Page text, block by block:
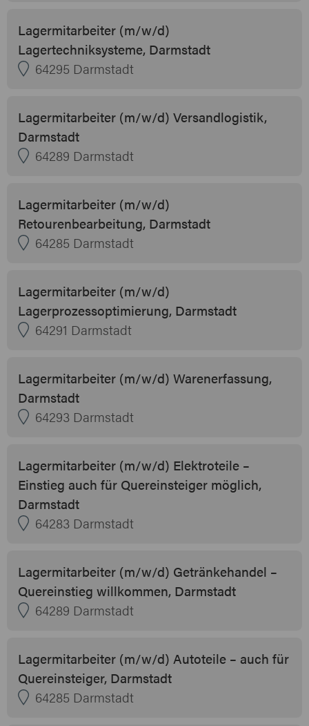
Lagermitarbeiter (m/w/d)
Lagertechniksysteme, Darmstadt
64295 Darmstadt
Lagermitarbeiter (m/w/d) Versandlogistik,
Darmstadt
64289 Darmstadt
Lagermitarbeiter (m/w/d)
Retourenbearbeitung, Darmstadt
64285 Darmstadt
Lagermitarbeiter (m/w/d)
Lagerprozessoptimierung, Darmstadt
64291 Darmstadt
Lagermitarbeiter (m/w/d) Warenerfassung,
Darmstadt
64293 Darmstadt
Lagermitarbeiter (m/w/d) Elektroteile –
Einstieg auch für Quereinsteiger möglich,
Darmstadt
64283 Darmstadt
Lagermitarbeiter (m/w/d) Getränkehandel –
Quereinstieg willkommen, Darmstadt
64289 Darmstadt
Lagermitarbeiter (m/w/d) Autoteile – auch für
Quereinsteiger, Darmstadt
64285 Darmstadt